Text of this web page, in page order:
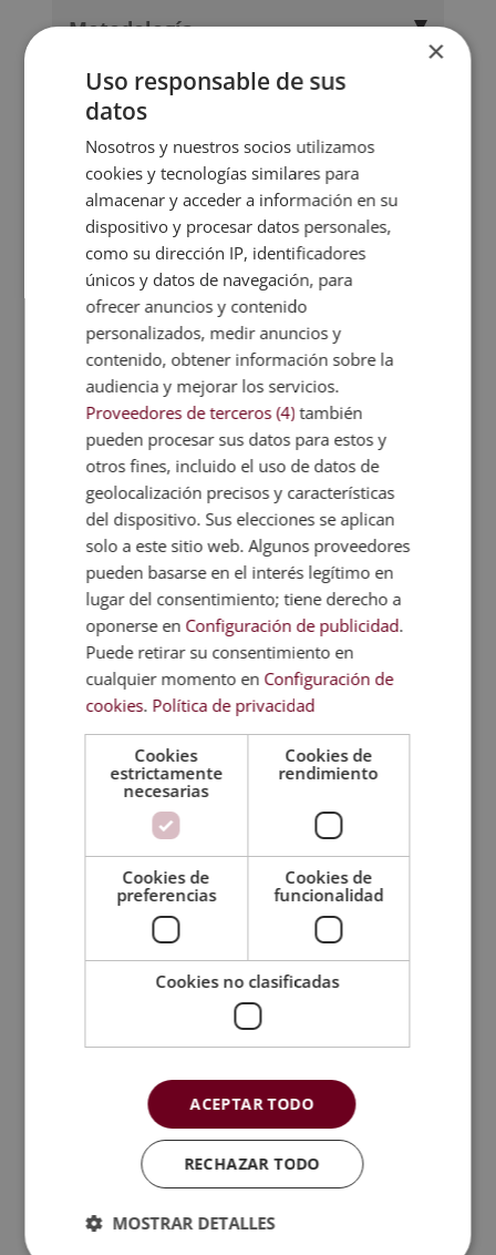
Metodología
Certificación
Temario
Valoraciones (1)
FAQs
TITULACIONES
RELACIONADAS
Máster en Interiorismo, Diseño y
Decoración de Interiores y 3D
2.380,00€ El
precio
original
2.380,00€.
595,00€
595,00€.
×
Uso responsable de sus
datos
Nosotros y nuestros socios utilizamos
cookies y tecnologías similares para
almacenar y acceder a información en su
dispositivo y procesar datos personales,
como su dirección IP, identificadores
únicos y datos de navegación, para
ofrecer anuncios y contenido
personalizados, medir anuncios y
contenido, obtener información sobre la
audiencia y mejorar los servicios.
Proveedores de terceros (4) también
pueden procesar sus datos para estos y
otros fines, incluido el uso de datos de
geolocalización precisos y características
del dispositivo. Sus elecciones se aplican
solo a este sitio web. Algunos proveedores
pueden basarse en el interés legítimo en
lugar del consentimiento; tiene derecho a
oponerse en Configuración de publicidad.
Puede retirar su consentimiento en
cualquier momento en Configuración de
cookies. Política de privacidad
Cookies
estrictamente
necesarias
Cookies de
rendimiento
Cookies de
preferencias
Cookies de
funcionalidad
Cookies no clasificadas
ACEPTAR TODO
RECHAZAR TODO
MOSTRAR DETALLES